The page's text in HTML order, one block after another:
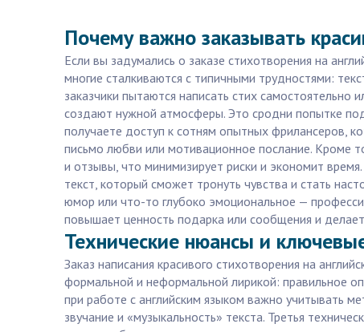
Почему важно заказывать
Если вы задумались о заказе стихотворения на
многие сталкиваются с типичными трудностями:
заказчики пытаются написать стих
создают нужной атмосферы. Это сродни попытке
получаете доступ к сотням опытных фрилансеров,
письмо любви или мотивационное послание. Кроме
и отзывы, что минимизирует риски и экономит
текст, который сможет тронуть чувства и стать
юмор или что-то глубоко эмоциональное —
повышает ценность подарка или сообщения и
Технические нюансы и
Заказ написания красивого стихотворения на
формальной и неформальной лирикой: правильное
при работе с английским языком важно учитывать
звучание и «музыкальность» текста. Третья